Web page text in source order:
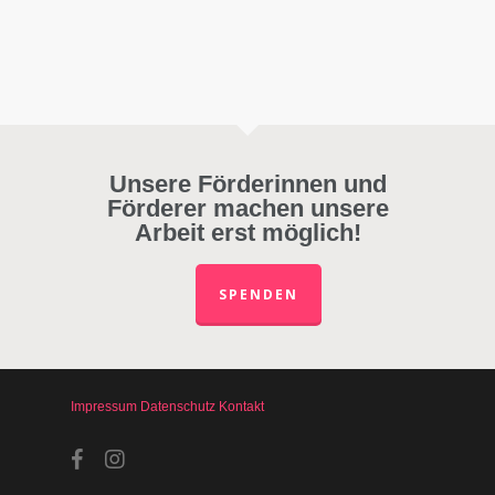
Unsere Förderinnen und
Förderer machen unsere
Arbeit erst möglich!
SPENDEN
Impressum Datenschutz Kontakt
facebookinstagram